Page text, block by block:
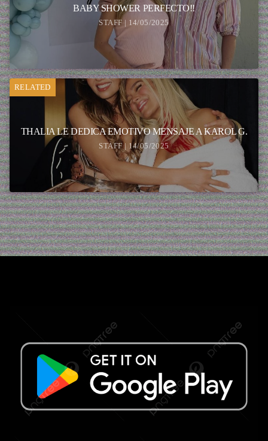
BABY SHOWER PERFECTO!!
STAFF | 14/05/2025
RELATED
THALIA LE DEDICA EMOTIVO MENSAJE A KAROL G.
STAFF | 14/05/2025